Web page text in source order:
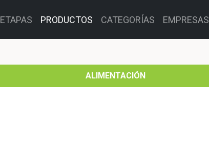
ETAPAS PRODUCTOS CATEGORÍAS EMPRESAS
ALIMENTACIÓN